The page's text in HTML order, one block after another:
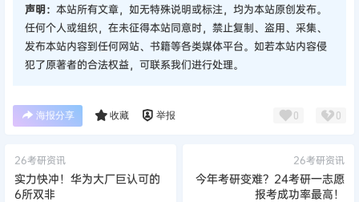
声明： 本站所有文章，如无特殊说明或标注，均为本站原创发布。
任何个人或组织，在未征得本站同意时，禁止复制、盗用、采集、
发布本站内容到任何网站、书籍等各类媒体平台。如若本站内容侵
犯了原著者的合法权益，可联系我们进行处理。
海报分享 收藏 举报 0 0
26考研资讯
实力快冲！华为大厂巨认可的
6所双非
26考研资讯
今年考研变难？24考研一志愿
报考成功率最高！